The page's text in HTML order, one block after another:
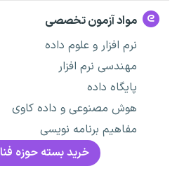
مواد آزمون تخصصی
نرم افزار و علوم داده
مهندسی نرم افزار
پایگاه داده
هوش مصنوعی و داده کاوی
مفاهیم برنامه نویسی
خرید بسته حوزه